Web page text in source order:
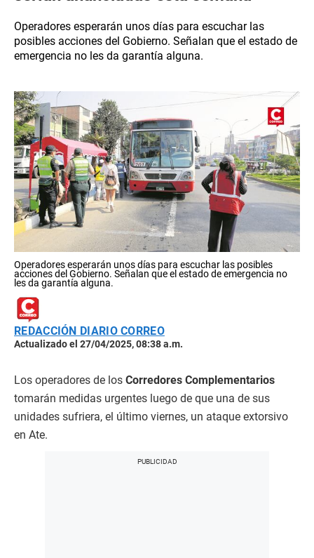
Operadores esperarán unos días para escuchar las
posibles acciones del Gobierno. Señalan que el estado de
emergencia no les da garantía alguna.
Operadores esperarán unos días para escuchar las posibles
acciones del Gobierno. Señalan que el estado de emergencia no
les da garantía alguna.
REDACCIÓN DIARIO CORREO
Actualizado el 27/04/2025, 08:38 a.m.
Los operadores de los Corredores Complementarios
tomarán medidas urgentes luego de que una de sus
unidades sufriera, el último viernes, un ataque extorsivo
en Ate.